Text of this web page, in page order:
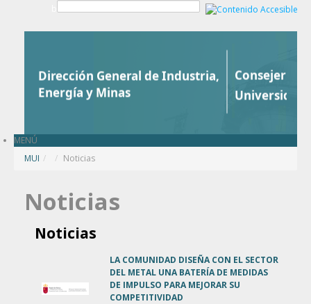
MENÚ
MUI / Noticias
Noticias
Noticias
LA COMUNIDAD DISEÑA CON EL SECTOR
DEL METAL UNA BATERÍA DE MEDIDAS
DE IMPULSO PARA MEJORAR SU
COMPETITIVIDAD